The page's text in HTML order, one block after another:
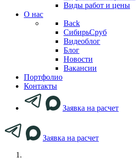
Виды работ и цены
О нас
Back
СибирьСруб
Видеоблог
Блог
Новости
Вакансии
Портфолио
Контакты
Заявка на расчет
Заявка на расчет